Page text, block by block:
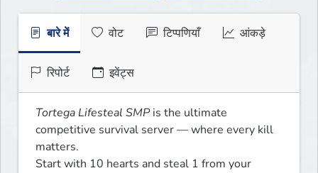
बारे में वोट टिप्पणियाँ आंकड़े
रिपोर्ट इवेंट्स
Tortega Lifesteal SMP is the ultimate
competitive survival server — where every kill
matters.
Start with 10 hearts and steal 1 from your